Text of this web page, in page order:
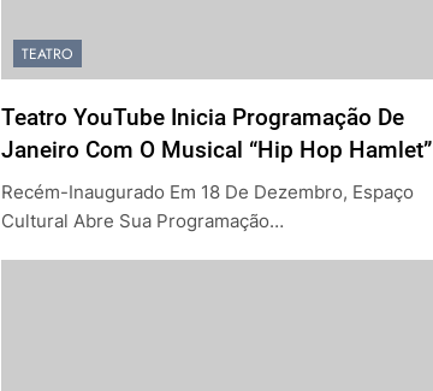
TEATRO
Teatro YouTube Inicia Programação De
Janeiro Com O Musical “Hip Hop Hamlet”
Recém-Inaugurado Em 18 De Dezembro, Espaço
Cultural Abre Sua Programação…